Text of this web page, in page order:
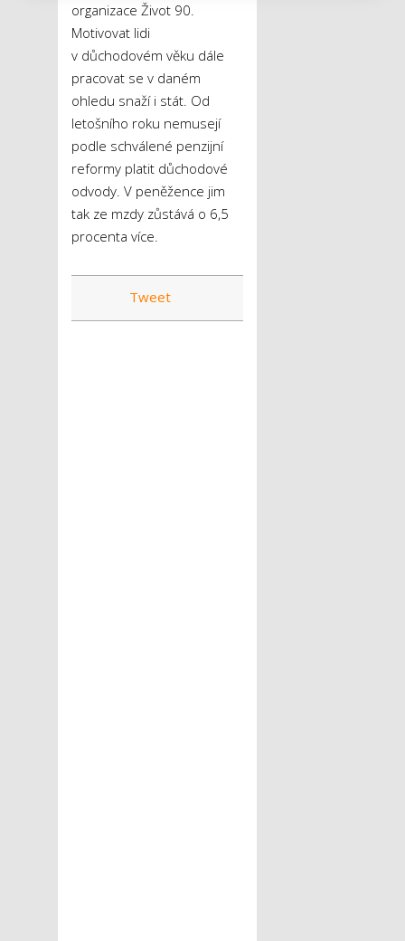
organizace Život 90.
Motivovat lidi
v důchodovém věku dále
pracovat se v daném
ohledu snaží i stát. Od
letošního roku nemusejí
podle schválené penzijní
reformy platit důchodové
odvody. V peněžence jim
tak ze mzdy zůstává o 6,5
procenta více.
Tweet